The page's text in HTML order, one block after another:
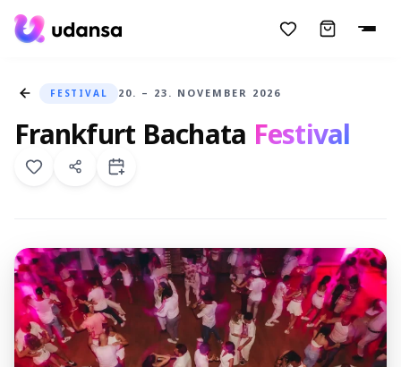
accessibility.skipToMainContent
FESTIVAL 20. – 23. NOVEMBER 2026
Frankfurt Bachata Festival